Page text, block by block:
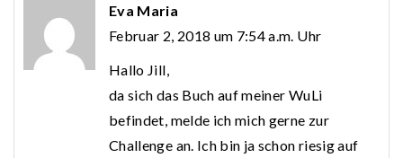
Eva Maria
Februar 2, 2018 um 7:54 a.m. Uhr
Hallo Jill,
da sich das Buch auf meiner WuLi
befindet, melde ich mich gerne zur
Challenge an. Ich bin ja schon riesig auf